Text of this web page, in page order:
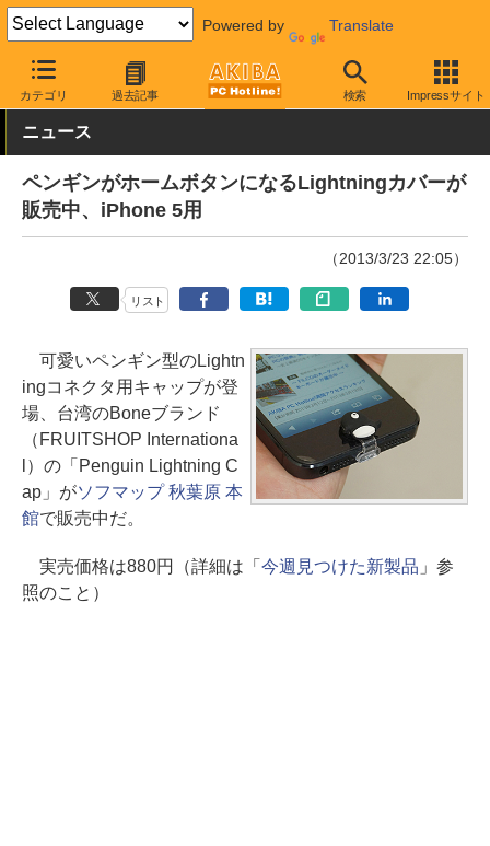
Powered by Translate
カテゴリ 過去記事 検索 Impressサイト
AKIBA PC Hotline! モバイル スマホアクセサリ その他
ニュース
ペンギンがホームボタンになるLightningカバーが
販売中、iPhone 5用
（2013/3/23 22:05）
リスト
可愛いペンギン型のLightn
ingコネクタ用キャップが登
場、台湾のBoneブランド
（FRUITSHOP Internationa
l）の「Penguin Lightning C
ap」がソフマップ 秋葉原 本
館で販売中だ。
実売価格は880円（詳細は「 今週見つけた新製品 」参
照のこと）